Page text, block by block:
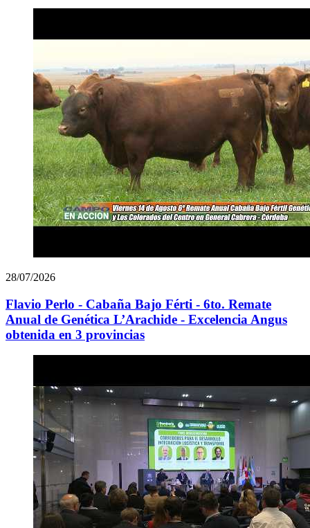
28/07/2026
Flavio Perlo - Cabaña Bajo Férti - 6to. Remate
Anual de Genética L’Arachide - Excelencia Angus
obtenida en 3 provincias